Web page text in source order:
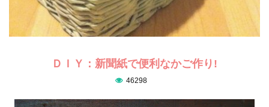
ＤＩＹ：新聞紙で便利なかご作り!
46298